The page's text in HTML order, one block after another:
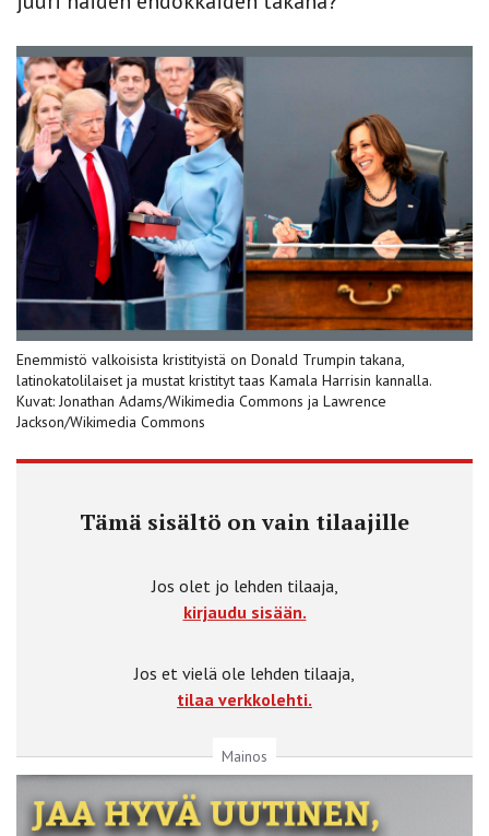
Enemmistö valkoisista kristityistä on Donald Trumpin takana,
latinokatolilaiset ja mustat kristityt taas Kamala Harrisin kannalla.
Kuvat: Jonathan Adams/Wikimedia Commons ja Lawrence
Jackson/Wikimedia Commons
Tämä sisältö on vain tilaajille
Jos olet jo lehden tilaaja,
kirjaudu sisään.
Jos et vielä ole lehden tilaaja,
tilaa verkkolehti.
Mainos